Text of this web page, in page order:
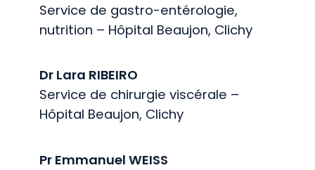
Service de gastro-entérologie,
nutrition – Hôpital Beaujon, Clichy
Dr Lara RIBEIRO
Service de chirurgie viscérale –
Hôpital Beaujon, Clichy
Pr Emmanuel WEISS